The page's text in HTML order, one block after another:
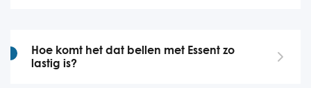
Hoe komt het dat bellen met Essent zo
lastig is?